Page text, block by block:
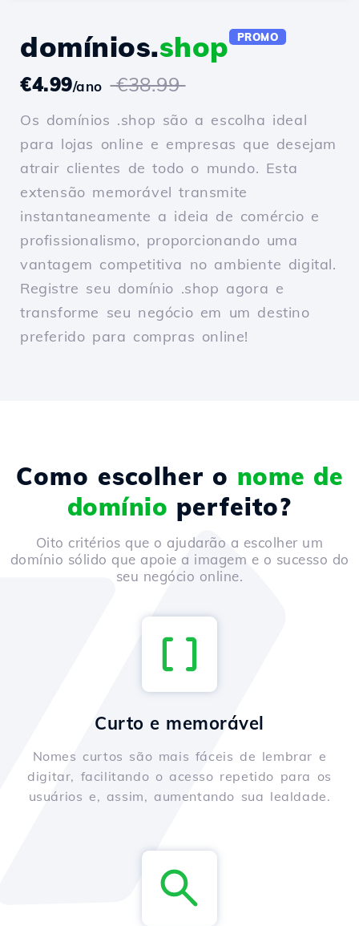
domínios.shop PROMO
€4.99/ano €38.99
Os domínios .shop são a escolha ideal
para lojas online e empresas que desejam
atrair clientes de todo o mundo. Esta
extensão memorável transmite
instantaneamente a ideia de comércio e
profissionalismo, proporcionando uma
vantagem competitiva no ambiente digital.
Registre seu domínio .shop agora e
transforme seu negócio em um destino
preferido para compras online!
Como escolher o nome de
domínio perfeito?
Oito critérios que o ajudarão a escolher um
domínio sólido que apoie a imagem e o sucesso do
seu negócio online.
Curto e memorável
Nomes curtos são mais fáceis de lembrar e
digitar, facilitando o acesso repetido para os
usuários e, assim, aumentando sua lealdade.